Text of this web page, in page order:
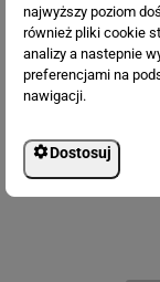
najwyższy poziom
również pliki cookie
analizy a nastepnie
preferencjami na
nawigacji.
Dostosuj